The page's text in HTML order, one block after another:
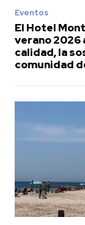
Eventos
El Hotel
verano 2026
calidad, la
comunidad